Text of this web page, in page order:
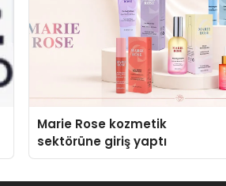
Marie Rose kozmetik
sektörüne giriş yaptı